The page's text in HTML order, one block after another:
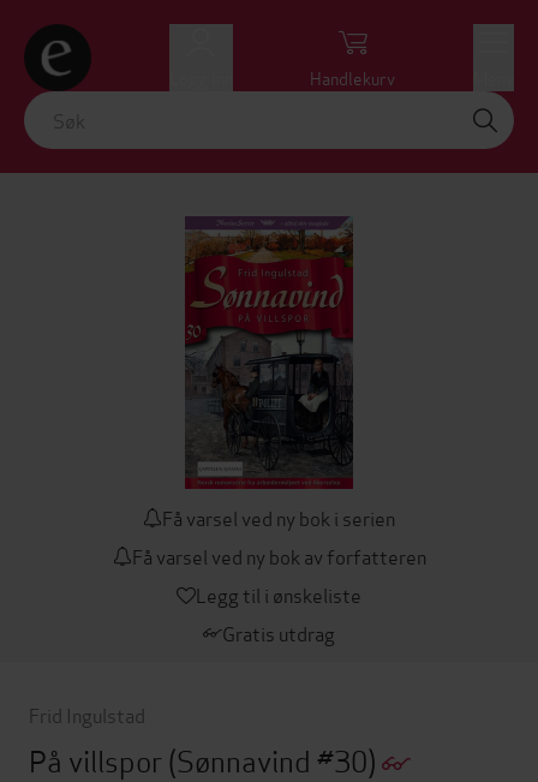
Handlekurv
Få varsel ved ny bok i serien
Få varsel ved ny bok av forfatteren
Legg til i ønskeliste
Gratis utdrag
Frid Ingulstad
På villspor(Sønnavind #30)